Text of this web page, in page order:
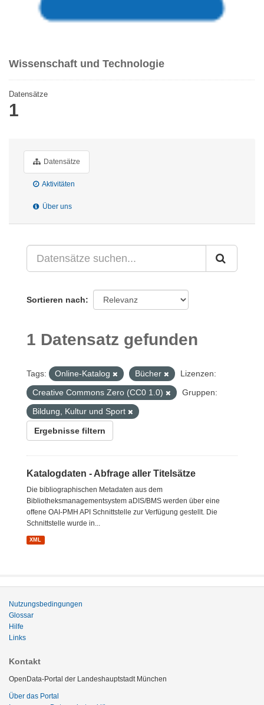
Wissenschaft und Technologie
Datensätze
1
Datensätze
Aktivitäten
Über uns
Sortieren nach
1 Datensatz gefunden
Tags: Online-Katalog Bücher
Lizenzen:
Creative Commons Zero (CC0 1.0)
Gruppen:
Bildung, Kultur und Sport
Ergebnisse filtern
Katalogdaten - Abfrage aller Titelsätze
Die bibliographischen Metadaten aus dem
Bibliotheksmanagementsystem aDIS/BMS werden über eine
offene OAI-PMH API Schnittstelle zur Verfügung gestellt. Die
Schnittstelle wurde in...
XML
Nutzungsbedingungen
Glossar
Hilfe
Links
Kontakt
OpenData-Portal der Landeshauptstadt München
Über das Portal